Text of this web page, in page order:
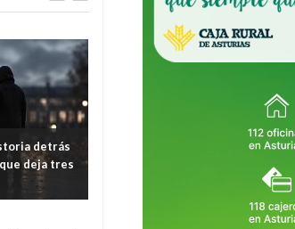
detrás
deja tres
El crimen de Llanes destapa una
cadena de alertas: el asesino había
sido condenado, expulsado de la
Guardia Civil y tenía prohibido